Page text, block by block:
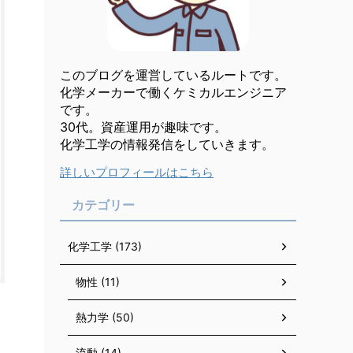
このブログを運営しているルートです。
化学メーカーで働くケミカルエンジニア
です。
30代。資産運用が趣味です。
化学工学の情報発信をしていきます。
詳しいプロフィールはこちら
カテゴリー
化学工学 (173)
物性 (11)
熱力学 (50)